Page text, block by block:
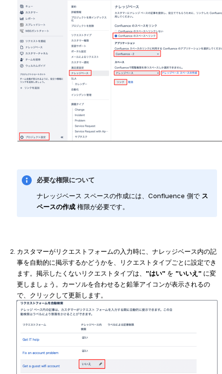
必要な権限について
ナレッジベース スペースの作成には、Confluence 側で ス
ペースの作成 権限が必要です。
カスタマーがリクエストフォームの入力時に、ナレッジベース内の記
事を自動的に掲示するかどうかを、リクエストタイプごとに設定でき
ます。掲示したくないリクエストタイプは、 ”はい” を ”いいえ” に変
更しましょう。カーソルを合わせると鉛筆アイコンが表示されるの
で、クリックして更新します。
を開く